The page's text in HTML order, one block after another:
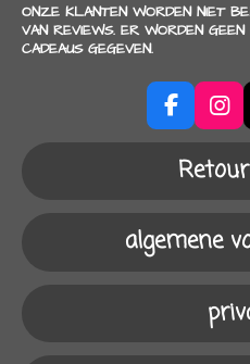
ONZE KLANTEN WORDEN NIET
VAN REVIEWS. ER WORDEN
CADEAUS GEGEVEN.
F
a
b
o
k
I
n
s
t
a
r
a
m
algemene